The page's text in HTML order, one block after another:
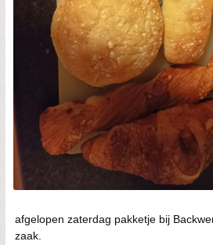
afgelopen zaterdag pakketje bij
zaak.